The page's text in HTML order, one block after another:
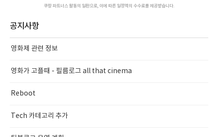
쿠팡 파트너스 활동의 일환으로, 이에 따른 일정액의 수수료를 제공받습니다.
공지사항
영화제 관련 정보
영화가 고플때 - 필름로그 all that cinema
Reboot
Tech 카테고리 추가